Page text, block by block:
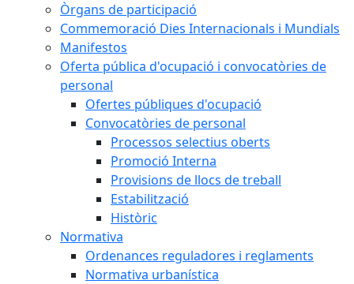
Òrgans de participació
Commemoració Dies Internacionals i Mundials
Manifestos
Oferta pública d'ocupació i convocatòries de
personal
Ofertes públiques d'ocupació
Convocatòries de personal
Processos selectius oberts
Promoció Interna
Provisions de llocs de treball
Estabilització
Històric
Normativa
Ordenances reguladores i reglaments
Normativa urbanística